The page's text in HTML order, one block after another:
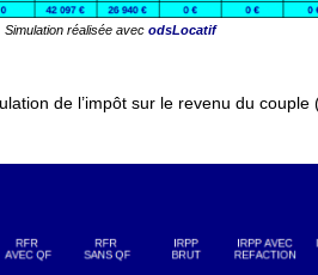
Simulation réalisée avecodsLocatif
de l’impôt sur le revenu du